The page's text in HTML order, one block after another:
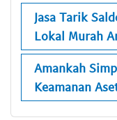
Jasa Tarik
Lokal Murah
Amankah
Keamanan